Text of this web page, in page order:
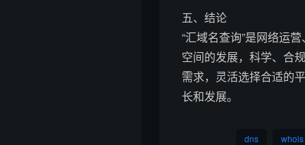
五、结论
“汇域名查询”是网络运
空间的发展，科学、合
需求，灵活选择合适的
长和发展。
dns whois